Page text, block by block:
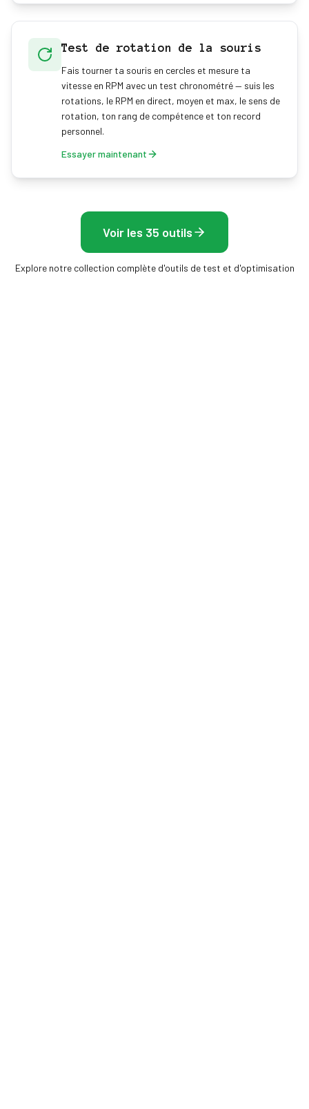
Test de rotation de la souris
Fais tourner ta souris en cercles et mesure ta
vitesse en RPM avec un test chronométré — suis les
rotations, le RPM en direct, moyen et max, le sens de
rotation, ton rang de compétence et ton record
personnel.
Essayer maintenant
Voir les 35 outils
Explore notre collection complète d'outils de test et d'optimisation